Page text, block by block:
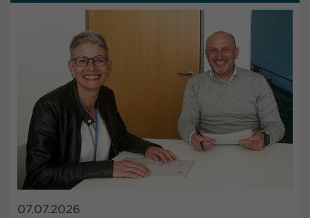
07.07.2026